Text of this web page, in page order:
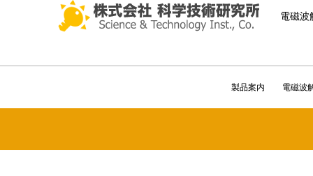
電磁波
製品案内 電磁波